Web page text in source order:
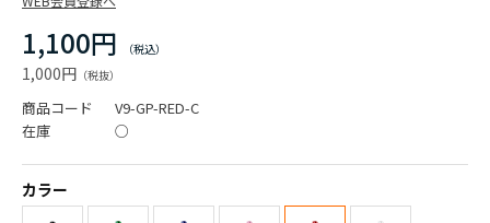
1,100円
1,000円
商品コード
V9-GP-RED-C
在庫
○
カラー